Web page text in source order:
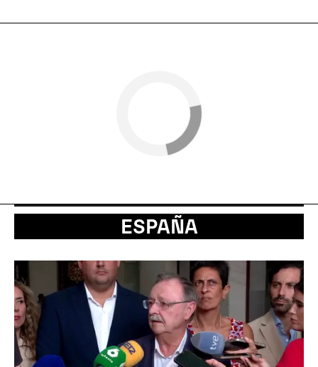
ESPAÑA